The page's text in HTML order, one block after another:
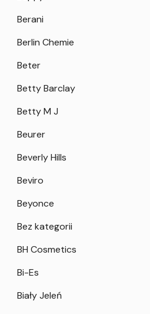
Berani
Berlin Chemie
Beter
Betty Barclay
Betty M J
Beurer
Beverly Hills
Beviro
Beyonce
Bez kategorii
BH Cosmetics
Bi-Es
Biały Jeleń